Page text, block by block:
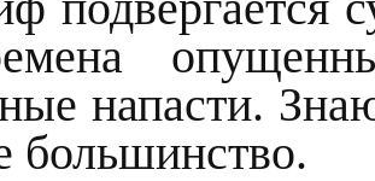
напасти.
большинство.